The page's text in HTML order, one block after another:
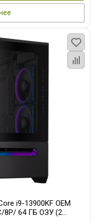
i9-13900KF OEM
8P/ 64 ГБ ОЗУ (2